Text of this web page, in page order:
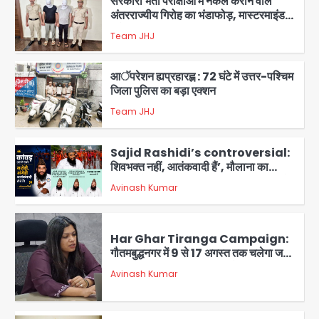
3
अंतरराज्यीय गिरोह का भंडाफोड़, मास्टरमाइंड
समेत 7 गिरफ्तार
Team JHJ
4
आॅपरेशन ह्यप्रहारह्ण : 72 घंटे में उत्तर-पश्चिम
जिला पुलिस का बड़ा एक्शन
Team JHJ
5
Sajid Rashidi’s controversial:
शिवभक्त नहीं, आतंकवादी हैं’, मौलाना का
कांवड़ियों पर विवादित बयान, BJP विधायक ने
कराई FIR, NSA की मांग
Avinash Kumar
1
Har Ghar Tiranga Campaign:
गौतमबुद्धनगर में 9 से 17 अगस्त तक चलेगा जन-
जागरूकता महाअभियान, डीएम ने की समीक्षा
बैठक
Avinash Kumar